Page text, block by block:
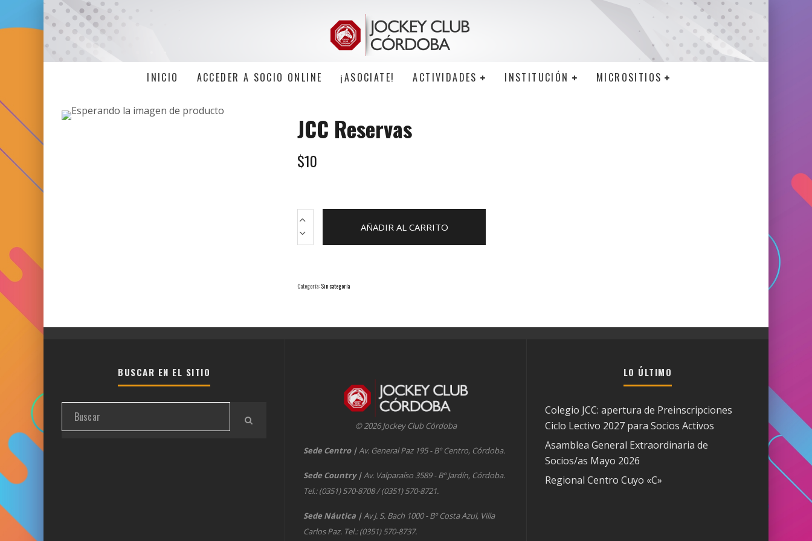
INICIO ACCEDER A SOCIO ONLINE ¡ASOCIATE! ACTIVIDADES INSTITUCIÓN MICROSITIOS
JCC Reservas
$10
JCC
Reservas
cantidad
AÑADIR AL CARRITO
Categoría: Sin categoría
BUSCAR EN EL SITIO
© 2026 Jockey Club Córdoba
Sede Centro |Av. General Paz 195 - Bº Centro, Córdoba.
Sede Country |Av. Valparaíso 3589 - Bº Jardín, Córdoba.
Tel.: (0351) 570-8708 / (0351) 570-8721.
Sede Náutica |Av J. S. Bach 1000 - Bº Costa Azul, Villa
Carlos Paz. Tel.: (0351) 570-8737.
LO ÚLTIMO
Colegio JCC: apertura de Preinscripciones
Ciclo Lectivo 2027 para Socios Activos
Asamblea General Extraordinaria de
Socios/as Mayo 2026
Regional Centro Cuyo «C»